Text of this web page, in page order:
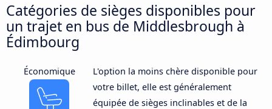
Catégories de sièges disponibles pour
un trajet en bus de Middlesbrough à
Édimbourg
Économique
L'option la moins chère disponible pour
votre billet, elle est généralement
équipée de sièges inclinables et de la